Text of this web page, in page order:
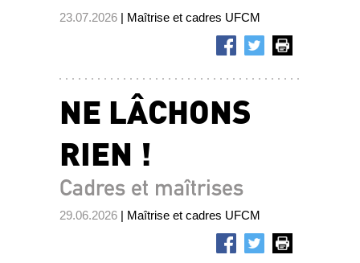
23.07.2026 | Maîtrise et cadres UFCM
NE LÂCHONS
RIEN !
Cadres et maîtrises
29.06.2026 | Maîtrise et cadres UFCM